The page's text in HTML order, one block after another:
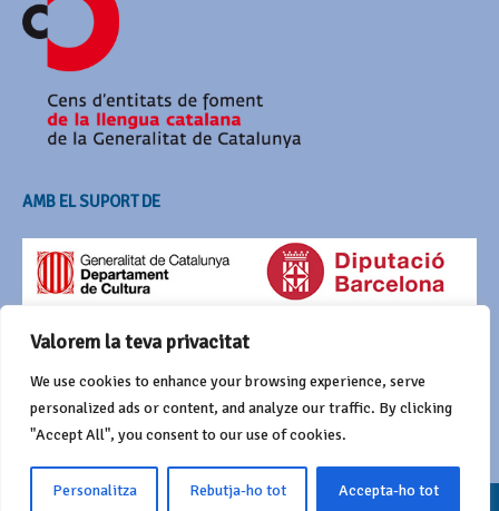
Valorem la teva privacitat
We use cookies to enhance your browsing experience, serve
personalized ads or content, and analyze our traffic. By clicking
"Accept All", you consent to our use of cookies.
Personalitza Rebutja-ho tot Accepta-ho tot
AMB EL SUPORT DE
© 2016 Agrupació del Bestiari Festiu i Popular de Catalunya